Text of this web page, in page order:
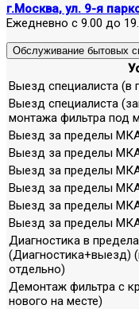
г.Москва, ул. 9-я
Ежедневно с 9.00 до
Обслуживание бытовых
Выезд специалиста
Выезд специалиста
монтажа фильтра под
Выезд за пределы
Выезд за пределы
Выезд за пределы
Выезд за пределы
Выезд за пределы
Выезд за пределы
Диагностика в
(Диагностика+выезд)
отдельно)
Демонтаж фильтра с
нового на месте)